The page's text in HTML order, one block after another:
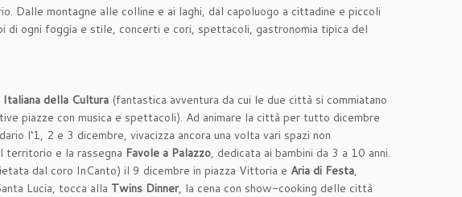
Dalle montagne alle colline e ai laghi, dal capoluogo a cittadine e piccoli
di ogni foggia e stile, concerti e cori, spettacoli, gastronomia tipica del
Italiana della Cultura (fantastica avventura da cui le due città si commiatano
piazze con musica e spettacoli). Ad animare la città per tutto dicembre
l‘1, 2 e 3 dicembre, vivacizza ancora una volta vari spazi non
territorio e la rassegna Favole a Palazzo, dedicata ai bambini da 3 a 10 anni.
dal coro InCanto) il 9 dicembre in piazza Vittoria e Aria di Festa,
Lucia, tocca alla Twins Dinner, la cena con show-cooking delle città